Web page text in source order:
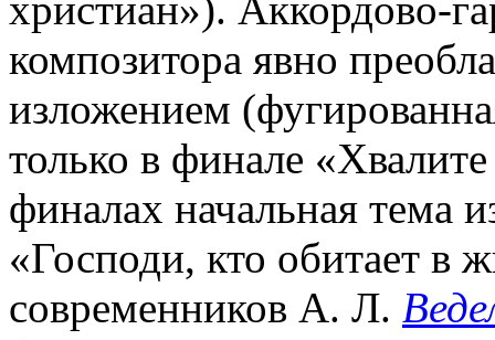
композитора явно
изложением
только в финале
финалах начальная тема
«Господи, кто обитает в
современников А. Л.